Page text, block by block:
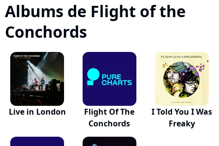
Albums de Flight of the
Conchords
Live in London
Flight Of The
Conchords
I Told You I Was
Freaky